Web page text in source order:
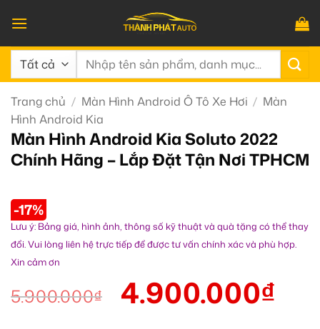
qua
nội
dung
Tìm
Trang chủ / Màn Hình Android Ô Tô Xe Hơi / Màn
Hình Android Kia
Màn Hình Android Kia Soluto 2022
Chính Hãng – Lắp Đặt Tận Nơi TPHCM
-17%
Lưu ý: Bảng giá, hình ảnh, thông số kỹ thuật và quà tặng có thể thay
đổi. Vui lòng liên hệ trực tiếp để được tư vấn chính xác và phù hợp.
Xin cảm ơn
5.900.000₫ 4.900.000₫